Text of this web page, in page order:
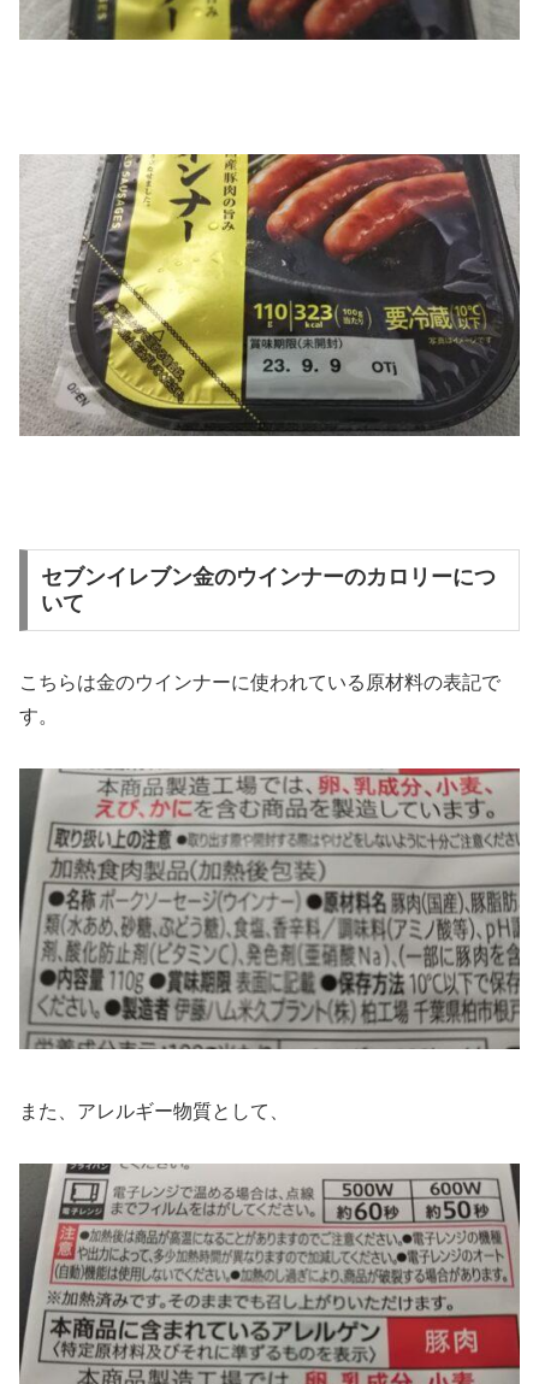
セブンイレブン金のウインナーのカロリーにつ
いて
こちらは金のウインナーに使われている原材料の表記で
す。
また、アレルギー物質として、